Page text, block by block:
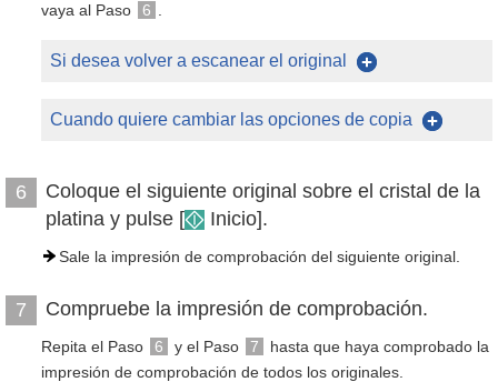
vaya al Paso
6
Si desea volver a escanear el original
Cuando quiere cambiar las opciones de copia
6
Coloque el siguiente original sobre el cristal de la
platina y pulse [
Inicio].
Sale la impresión de comprobación del siguiente original.
7 Compruebe la impresión de comprobación.
Repita el Paso 6 y el Paso 7
hasta que haya comprobado la
impresión de comprobación de todos los originales.